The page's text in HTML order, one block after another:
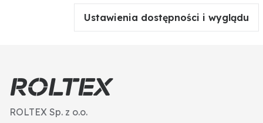
Ustawienia dostępności i wyglądu
ROLTEX Sp. z o.o.